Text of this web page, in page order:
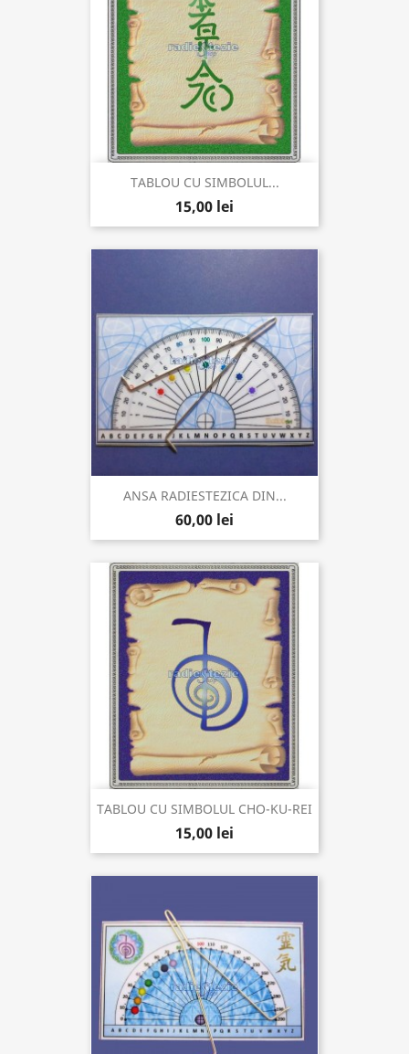
TABLOU CU SIMBOLUL...
15,00 lei
ANSA RADIESTEZICA DIN...
60,00 lei
TABLOU CU SIMBOLUL CHO-KU-REI
15,00 lei